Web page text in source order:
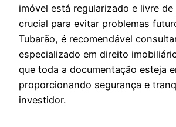
imóvel está regularizado e livre
crucial para evitar problemas
Tubarão, é recomendável
especializado em direito
que toda a documentação esteja
proporcionando segurança e
investidor.